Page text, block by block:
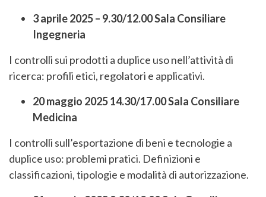
3 aprile 2025 – 9.30/12.00 Sala Consiliare
Ingegneria
I controlli sui prodotti a duplice uso nell’attività di
ricerca: profili etici, regolatori e applicativi.
20 maggio 2025 14.30/17.00 Sala Consiliare
Medicina
I controlli sull’esportazione di beni e tecnologie a
duplice uso: problemi pratici. Definizioni e
classificazioni, tipologie e modalità di autorizzazione.